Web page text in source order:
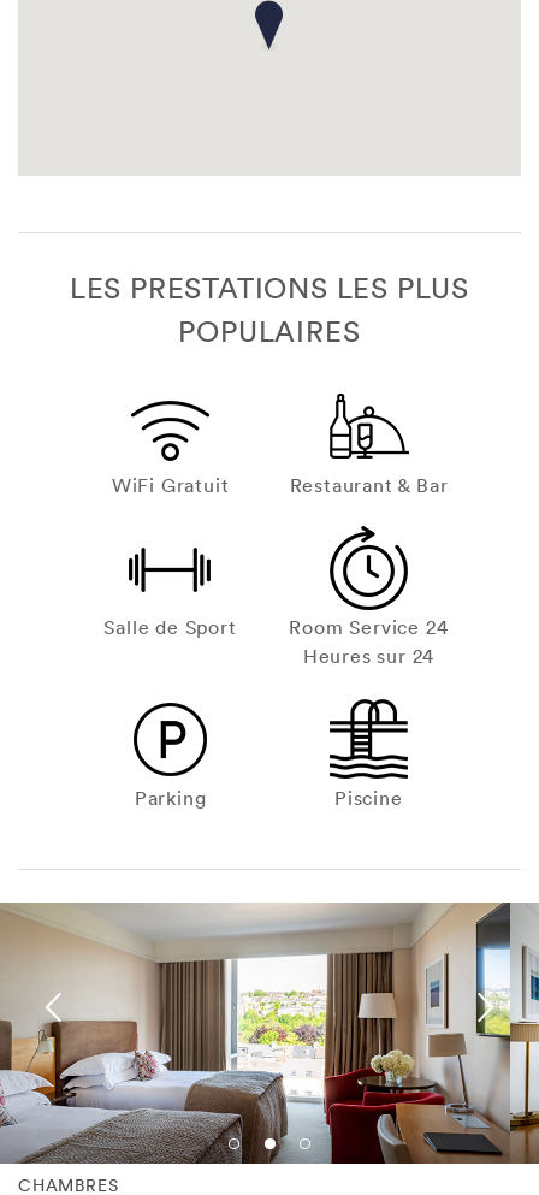
LES PRESTATIONS LES PLUS
POPULAIRES
WiFi Gratuit Restaurant & Bar
Salle de Sport
Room Service 24
Heures sur 24
Parking Piscine
CHAMBRES